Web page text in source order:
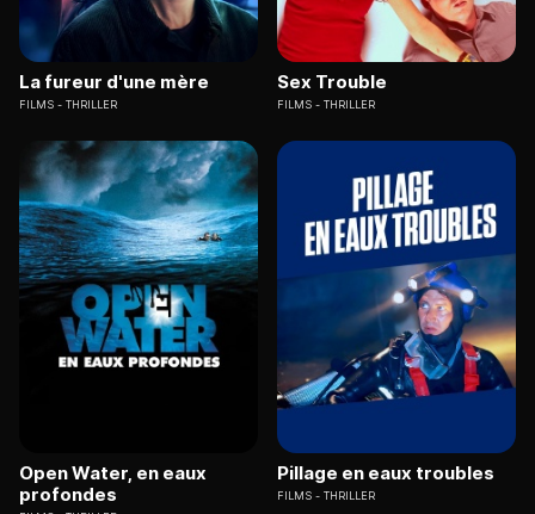
La fureur d'une mère
FILMS THRILLER
Sex Trouble
FILMS THRILLER
Open Water, en eaux
profondes
Pillage en eaux troubles
FILMS THRILLER